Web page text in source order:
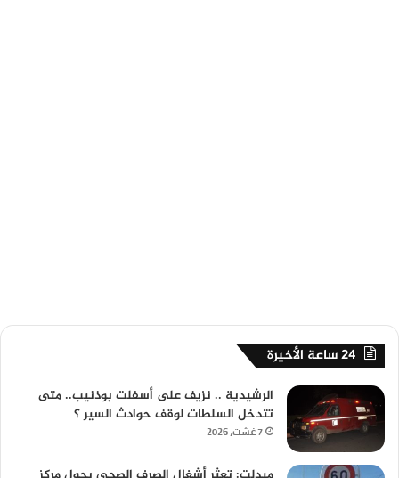
24 ساعة الأخيرة
الرشيدية .. نزيف على أسفلت بوذنيب.. متى
تتدخل السلطات لوقف حوادث السير ؟
7 غشت، 2026